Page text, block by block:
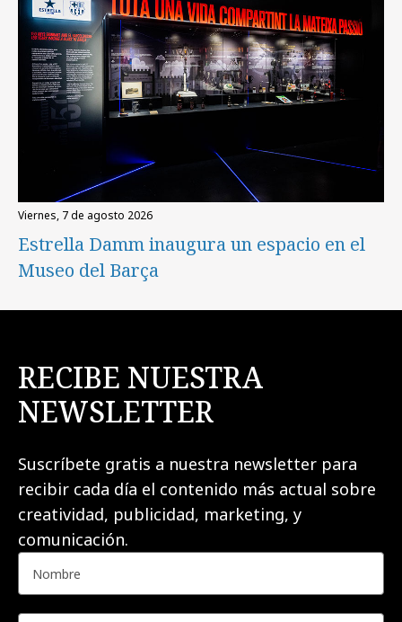
viernes, 7 de agosto 2026
Estrella Damm inaugura un espacio en el
Museo del Barça
RECIBE NUESTRA
NEWSLETTER
Suscríbete gratis a nuestra newsletter para
recibir cada día el contenido más actual sobre
creatividad, publicidad, marketing, y
comunicación.